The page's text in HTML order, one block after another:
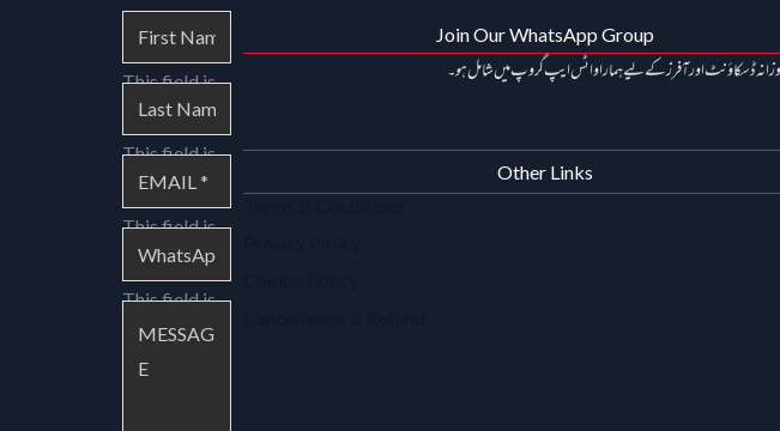
This field is
required.
This field is
required.
This field is
required.
This field is
required.
Join Our WhatsApp Group
ڈسکاؤنٹ اور آفرز کے لیے ہمارا واٹس ایپ گروپ میں شامل ہو۔
Other Links